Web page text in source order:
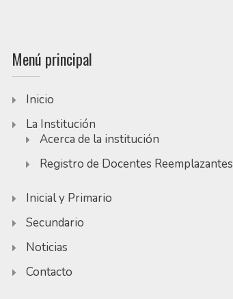
Menú principal
Inicio
La Institución
Acerca de la institución
Registro de Docentes Reemplazantes
Inicial y Primario
Secundario
Noticias
Contacto